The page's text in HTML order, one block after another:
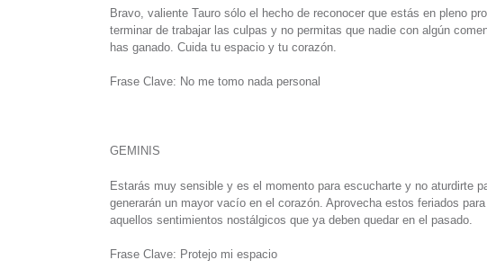
Bravo, valiente Tauro sólo el hecho de reconocer que estás en pleno
terminar de trabajar las culpas y no permitas que nadie con algún
has ganado. Cuida tu espacio y tu corazón.
Frase Clave: No me tomo nada personal
GEMINIS
Estarás muy sensible y es el momento para escucharte y no aturdirte
generarán un mayor vacío en el corazón. Aprovecha estos feriados
aquellos sentimientos nostálgicos que ya deben quedar en el pasado.
Frase Clave: Protejo mi espacio